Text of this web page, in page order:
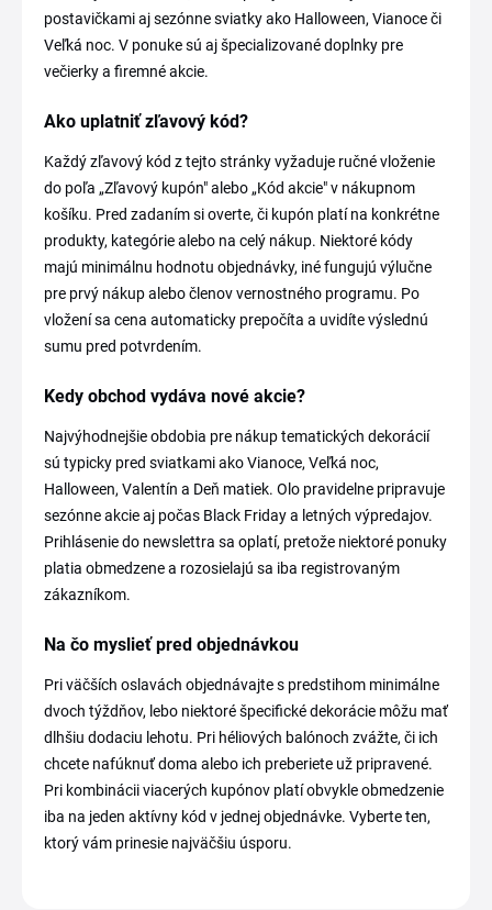
postavičkami aj sezónne sviatky ako Halloween, Vianoce či
Veľká noc. V ponuke sú aj špecializované doplnky pre
večierky a firemné akcie.
Ako uplatniť zľavový kód?
Každý zľavový kód z tejto stránky vyžaduje ručné vloženie
do poľa „Zľavový kupón" alebo „Kód akcie" v nákupnom
košíku. Pred zadaním si overte, či kupón platí na konkrétne
produkty, kategórie alebo na celý nákup. Niektoré kódy
majú minimálnu hodnotu objednávky, iné fungujú výlučne
pre prvý nákup alebo členov vernostného programu. Po
vložení sa cena automaticky prepočíta a uvidíte výslednú
sumu pred potvrdením.
Kedy obchod vydáva nové akcie?
Najvýhodnejšie obdobia pre nákup tematických dekorácií
sú typicky pred sviatkami ako Vianoce, Veľká noc,
Halloween, Valentín a Deň matiek. Olo pravidelne pripravuje
sezónne akcie aj počas Black Friday a letných výpredajov.
Prihlásenie do newslettra sa oplatí, pretože niektoré ponuky
platia obmedzene a rozosielajú sa iba registrovaným
zákazníkom.
Na čo myslieť pred objednávkou
Pri väčších oslavách objednávajte s predstihom minimálne
dvoch týždňov, lebo niektoré špecifické dekorácie môžu mať
dlhšiu dodaciu lehotu. Pri héliových balónoch zvážte, či ich
chcete nafúknuť doma alebo ich preberiete už pripravené.
Pri kombinácii viacerých kupónov platí obvykle obmedzenie
iba na jeden aktívny kód v jednej objednávke. Vyberte ten,
ktorý vám prinesie najväčšiu úsporu.